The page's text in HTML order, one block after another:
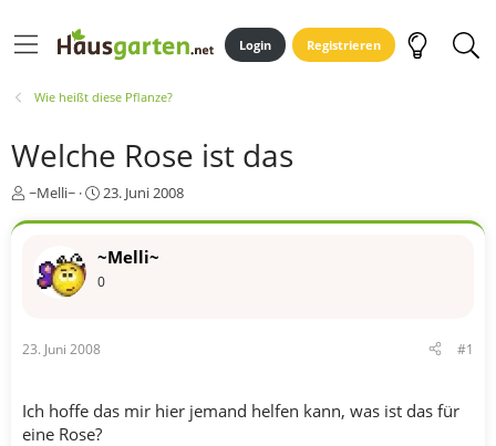
Login Registrieren
Wie heißt diese Pflanze?
Welche Rose ist das
E
r
~Melli~
E
t
l
23. Juni 2008
~Melli~
0
23. Juni 2008 #1
Ich hoffe das mir hier jemand helfen kann, was ist das für
eine Rose?